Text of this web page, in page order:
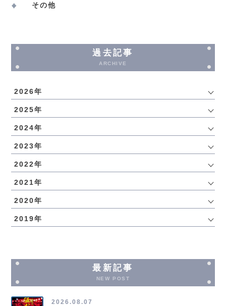
その他
過去記事
ARCHIVE
2026年
2025年
2024年
2023年
2022年
2021年
2020年
2019年
最新記事
NEW POST
2026.08.07